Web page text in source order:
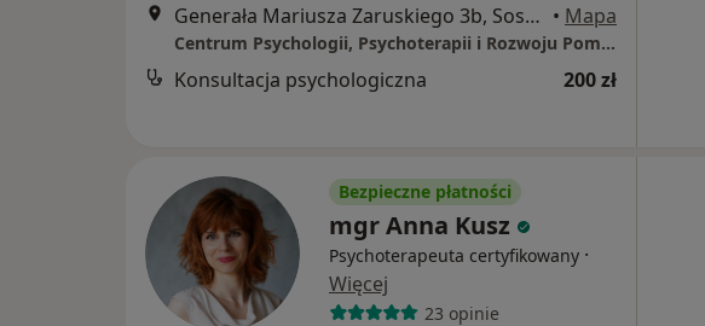
Generała Mariusza Zaruskiego 3b, Sosnowiec • Mapa
Centrum Psychologii, Psychoterapii i Rozwoju Pomocne Relacje
Konsultacja psychologiczna 200 zł
Bezpieczne płatności
mgr Anna Kusz
Psychoterapeuta certyfikowany ·
Więcej
23 opinie